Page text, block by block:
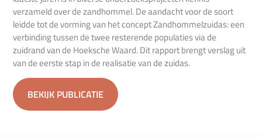
verzameld over de zandhommel. De aandacht voor de soort
leidde tot de vorming van het concept Zandhommelzuidas: een
verbinding tussen de twee resterende populaties via de
zuidrand van de Hoeksche Waard. Dit rapport brengt verslag uit
van de eerste stap in de realisatie van de zuidas.
BEKIJK PUBLICATIE